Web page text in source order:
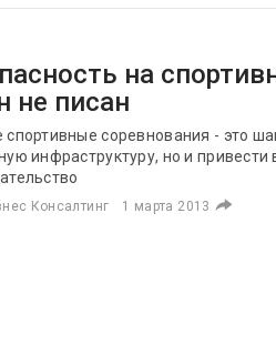
на
не писан
спортивные соревнования - это
инфраструктуру, но и
Консалтинг 1 марта 2013